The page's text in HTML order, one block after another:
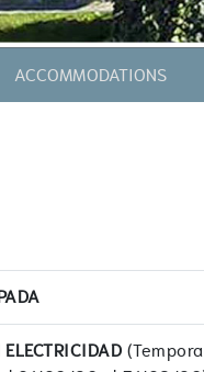
ACCOMMODATIONS
PLAN OF THE CAMPING